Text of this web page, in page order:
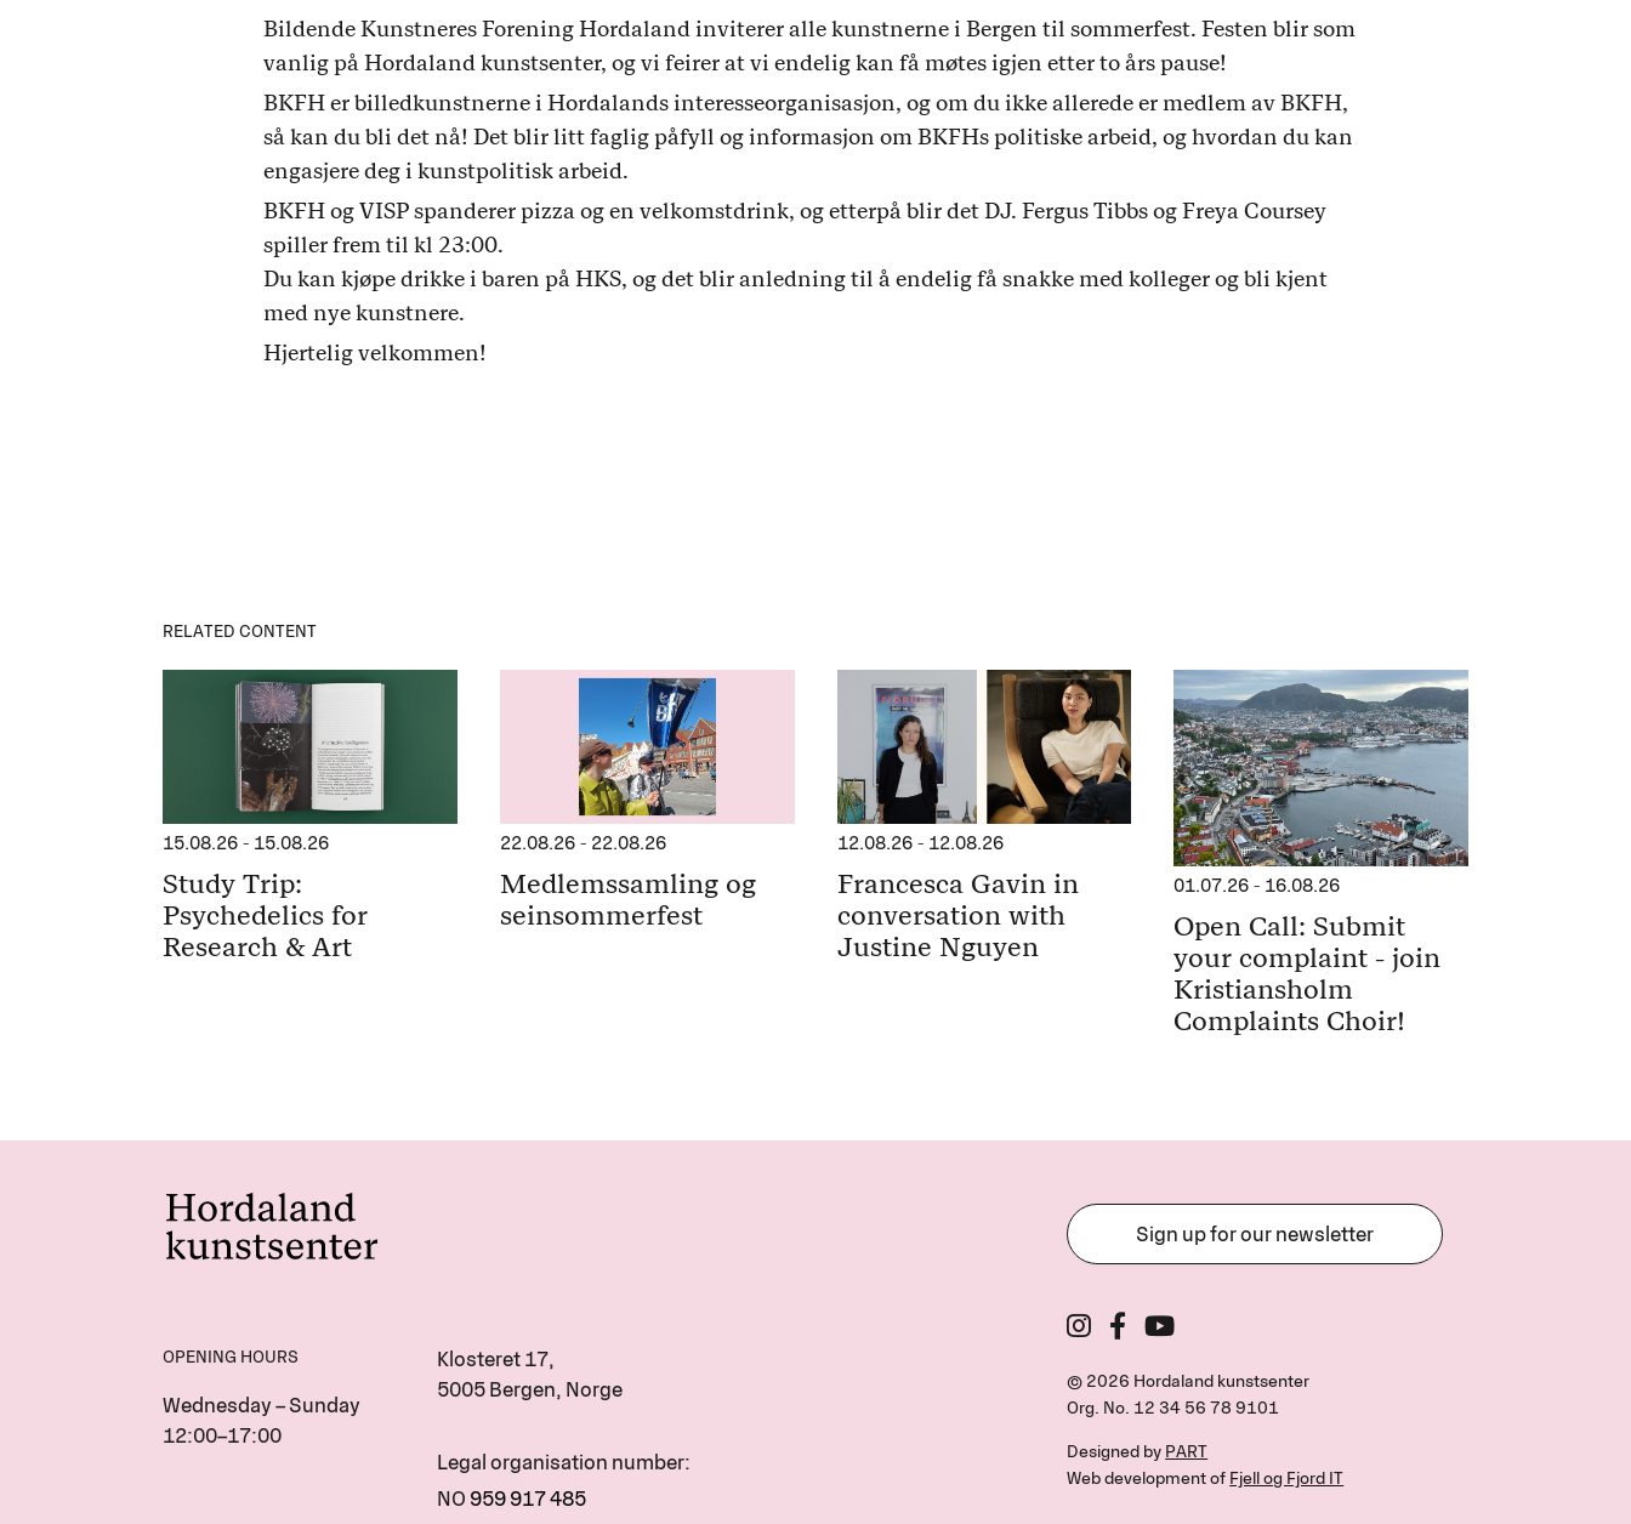
Bildende Kunstneres Forening Hordaland inviterer alle kunstnerne i Bergen til sommerfest. Festen blir som
vanlig på Hordaland kunstsenter, og vi feirer at vi endelig kan få møtes igjen etter to års pause!
BKFH er billedkunstnerne i Hordalands interesseorganisasjon, og om du ikke allerede er medlem av BKFH,
så kan du bli det nå! Det blir litt faglig påfyll og informasjon om BKFHs politiske arbeid, og hvordan du kan
engasjere deg i kunstpolitisk arbeid.
BKFH og VISP spanderer pizza og en velkomstdrink, og etterpå blir det DJ. Fergus Tibbs og Freya Coursey
spiller frem til kl 23:00.
Du kan kjøpe drikke i baren på HKS, og det blir anledning til å endelig få snakke med kolleger og bli kjent
med nye kunstnere.
Hjertelig velkommen!
RELATED CONTENT
15.08.26 - 15.08.26
Study Trip:
Psychedelics for
Research & Art
22.08.26- 22.08.26
Medlemssamling og
seinsommerfest
12.08.26- 12.08.26
Francesca Gavin in
conversation with
Justine Nguyen
01.07.26 - 16.08.26
Open Call: Submit
your complaint - join
Kristiansholm
Complaints Choir!
OPENING HOURS
Wednesday – Sunday
12:00–17:00
Klosteret 17,
5005 Bergen, Norge
Legal organisation number:
NO 959 917 485
Sign up for our newsletter
© 2026 Hordaland kunstsenter
Org. No. 12 34 56 78 9101
Designed by PART
Web development of Fjell og Fjord IT